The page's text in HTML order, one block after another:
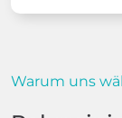
Warum uns